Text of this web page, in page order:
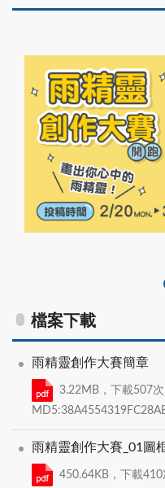
雨精靈
檔案下載
雨精靈創作大賽簡章
3.22MB，下載507次
雨精靈創作大賽_01圖
450.64KB，下載410